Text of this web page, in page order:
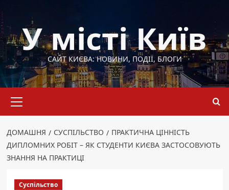
до
вмістуУ місті Київ
САЙТ КИЄВА: НОВИНИ, ПОДІЇ, БЛОГИ
меню
ДОМАШНЯ СУСПІЛЬСТВО
ПРАКТИЧНА ЦІННІСТЬ
ДИПЛОМНИХ РОБІТ – ЯК СТУДЕНТИ КИЄВА ЗАСТОСОВУЮТЬ
ЗНАННЯ НА ПРАКТИЦІ
Суспільство